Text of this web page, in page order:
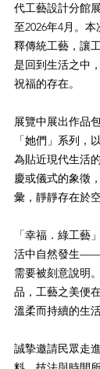
代工藝設計分館
至2026年4月。
釋傳統工藝，讓
是回到生活之中
祝福的存在。
展覽中展出作品
「她們」系列，
為貼近現代生活
慶或儀式的象徵
彙，靜靜存在於
「幸福．綠工藝
活中自然發生——
需要被刻意說明
品，工藝之美便
溫柔而持續的生活
誠摯邀請民眾走